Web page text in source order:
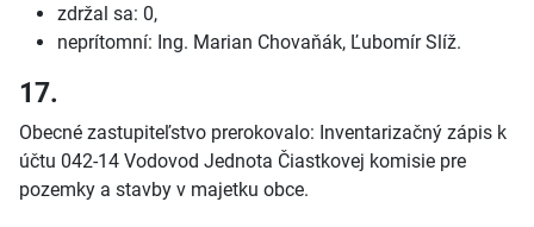
zdržal sa: 0,
neprítomní: Ing. Marian Chovaňák, Ľubomír Slíž.
17.
Obecné zastupiteľstvo prerokovalo: Inventarizačný zápis k
účtu 042-14 Vodovod Jednota Čiastkovej komisie pre
pozemky a stavby v majetku obce.